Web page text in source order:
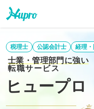
税理士 公認会計士 経理
士業・管理部門に強い
転職サービス
ヒュープロ